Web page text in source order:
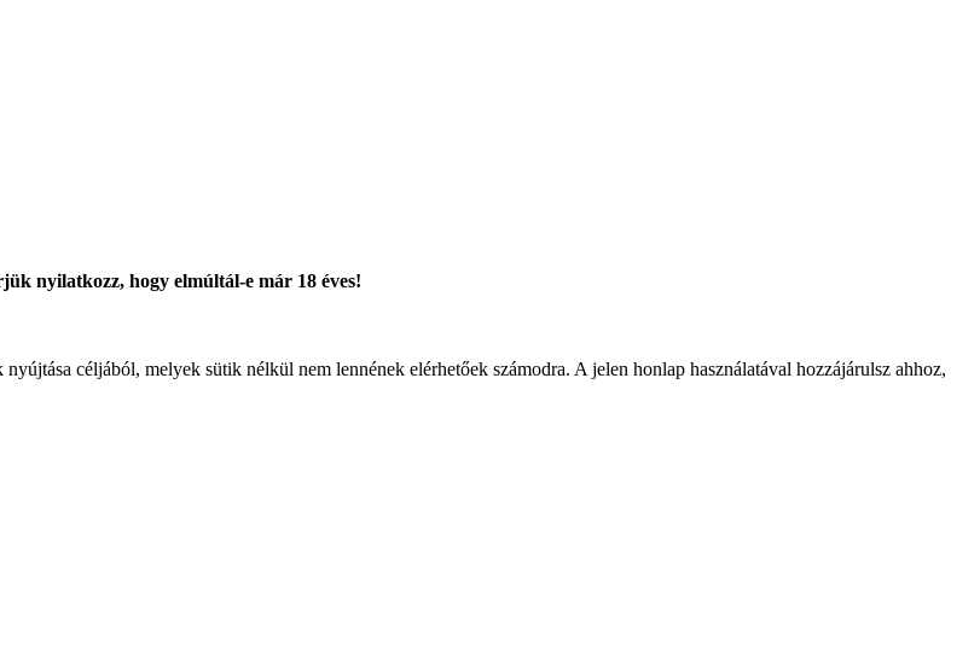
nyilatkozz, hogy elmúltál-e már 18 éves!
céljából, melyek sütik nélkül nem lennének elérhetőek számodra. A jelen honlap használatával hozzájárulsz ahhoz,